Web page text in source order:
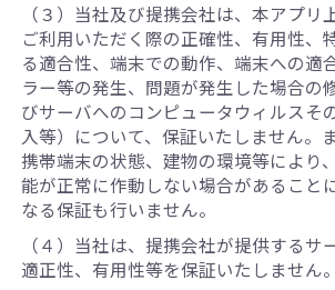
（３）当社及び提携会社は、本アプリ
ご利用いただく際の正確性、有用性、
る適合性、端末での動作、端末への適
ラー等の発生、問題が発生した場合の
びサーバへのコンピュータウィルスそ
入等）について、保証いたしません。
携帯端末の状態、建物の環境等により
能が正常に作動しない場合があること
なる保証も行いません。
（４）当社は、提携会社が提供するサ
適正性、有用性等を保証いたしません。